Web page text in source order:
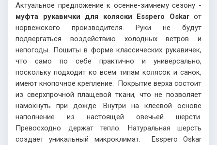
Актуальное предложение к осенне-зимнему сезону -
муфта рукавички для коляски Esspero Oskar от
норвежского производителя. Руки не будут
подвергаться воздействию холодных ветров и
непогоды. Пошиты в форме классических рукавичек,
что само по себе практично и универсально,
поскольку подходит ко всем типам колясок и санок,
имеют кнопочное крепление. Покрытие верха состоит
из сверхпрочной плащевой ткани, что не позволяет
намокнуть при дожде. Внутри на клеевой основе
наполнение из настоящей овечьей шерсти.
Превосходно держат тепло. Натуральная шерсть
создает уникальный микроклимат. Esspero Oskar